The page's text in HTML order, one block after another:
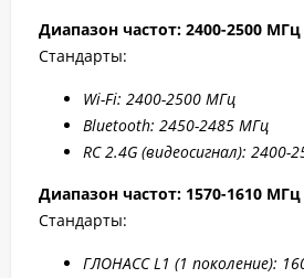
Диапазон частот: 2400-2500 МГц
Стандарты:
Wi-Fi: 2400-2500 МГц
Bluetooth: 2450-2485 МГц
RC 2.4G (видеосигнал): 2400-
Диапазон частот: 1570-1610 МГц
Стандарты:
ГЛОНАСС L1 (1 поколение):